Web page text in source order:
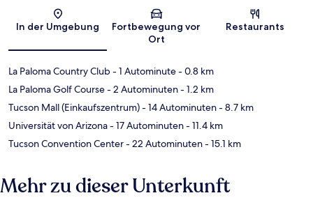
Karte
In der Umgebung
Fortbewegung vor
Ort
Restaurants
La Paloma Country Club- 1 Autominute- 0.8 km
La Paloma Golf Course- 2 Autominuten- 1.2 km
Tucson Mall (Einkaufszentrum)- 14 Autominuten- 8.7 km
Universität von Arizona- 17 Autominuten- 11.4 km
Tucson Convention Center- 22 Autominuten- 15.1 km
Mehr zu dieser Unterkunft